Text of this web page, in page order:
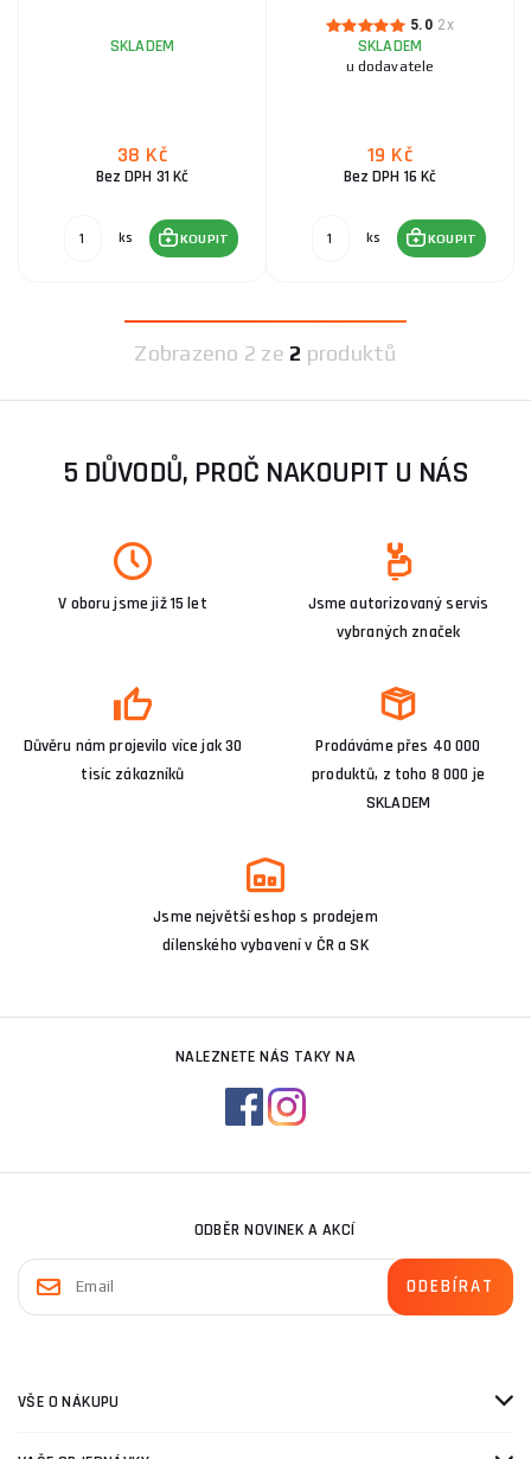
SKLADEM
38 Kč
Bez DPH 31 Kč
ks KOUPIT
5.0 2x
SKLADEM
u dodavatele
19 Kč
Bez DPH 16 Kč
ks KOUPIT
Zobrazeno 2 ze 2 produktů
5 DŮVODŮ, PROČ NAKOUPIT U NÁS
V oboru jsme již 15 let
Jsme autorizovaný servis
vybraných značek
Důvěru nám projevilo více jak 30
tisíc zákazníků
Prodáváme přes 40 000
produktů, z toho 8 000 je
SKLADEM
Jsme největší eshop s prodejem
dílenského vybavení v ČR a SK
NALEZNETE NÁS TAKY NA
ODBĚR NOVINEK A AKCÍ
VŠE O NÁKUPU